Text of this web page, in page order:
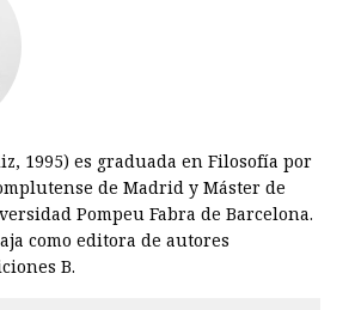
1995) es graduada en Filosofía por
de Madrid y Máster de
Pompeu Fabra de Barcelona.
como editora de autores
B.